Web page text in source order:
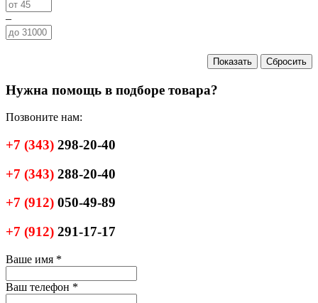
–
Нужна помощь в подборе товара?
Позвоните нам:
+7 (343) 298-20-40
+7 (343) 288-20-40
+7 (912) 050-49-89
+7 (912) 291-17-17
Ваше имя *
Ваш телефон *